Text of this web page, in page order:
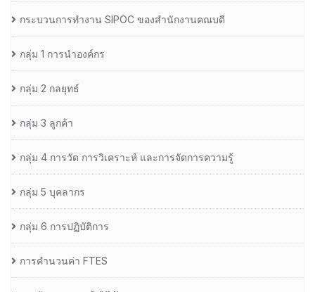
กระบวนการทำงาน SIPOC ของสำนักงานคณบดี
กลุ่ม 1 การนำองค์กร
กลุ่ม 2 กลยุทธ์
กลุ่ม 3 ลูกค้า
กลุ่ม 4 การวัด การวิเคราะห์ และการจัดการความรู้
กลุ่ม 5 บุคลากร
กลุ่ม 6 การปฏิบัติการ
การคำนวนค่า FTES